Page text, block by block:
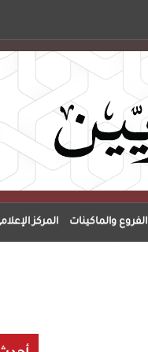
الفروع والماكينات المركز